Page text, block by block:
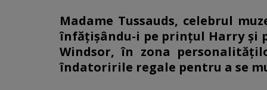
Madame Tussauds, celebrul
înfăţişându-i pe prinţul Harry şi
Windsor, în zona
îndatoririle regale pentru a se